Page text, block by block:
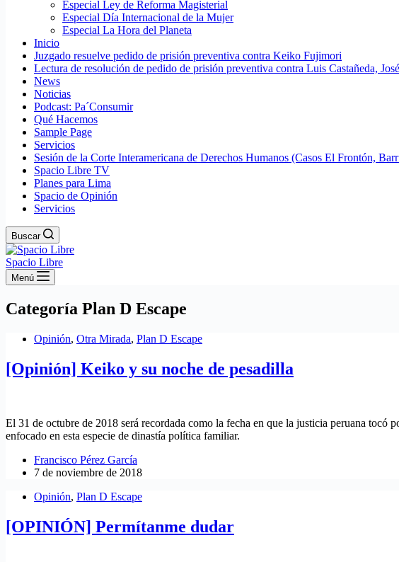
Especial Ley de Reforma Magisterial
Especial Día Internacional de la Mujer
Especial La Hora del Planeta
Inicio
Juzgado resuelve pedido de prisión preventiva contra Keiko Fujimori
Lectura de resolución de pedido de prisión preventiva contra Luis Castañeda,
News
Noticias
Podcast: Pa´Consumir
Qué Hacemos
Sample Page
Servicios
Sesión de la Corte Interamericana de Derechos Humanos (Casos El Frontón,
Spacio Libre TV
Planes para Lima
Spacio de Opinión
Servicios
Buscar
Spacio Libre
Menú
Categoría Plan D Escape
Opinión, Otra Mirada, Plan D Escape
[Opinión] Keiko y su noche de pesadilla
El 31 de octubre de 2018 será recordada como la fecha en que la justicia peruana
enfocado en esta especie de dinastía política familiar.
Francisco Pérez García
7 de noviembre de 2018
Opinión, Plan D Escape
[OPINIÓN] Permítanme dudar